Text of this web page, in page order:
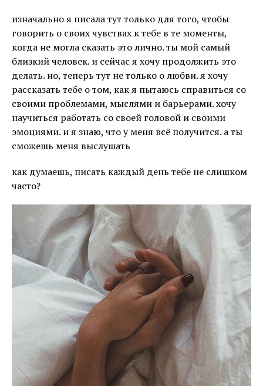
изначально я писала тут только для того, чтобы
говорить о своих чувствах к тебе в те моменты,
когда не могла сказать это лично. ты мой самый
близкий человек. и сейчас я хочу продолжить это
делать. но, теперь тут не только о любви. я хочу
рассказать тебе о том, как я пытаюсь справиться со
своими проблемами, мыслями и барьерами. хочу
научиться работать со своей головой и своими
эмоциями. и я знаю, что у меня всё получится. а ты
сможешь меня выслушать
как думаешь, писать каждый день тебе не слишком
часто?